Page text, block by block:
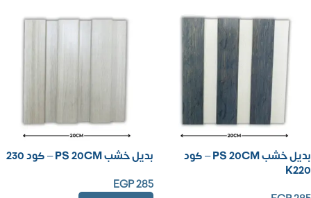
بديل خشب PS 20CM – كود
K220
بديل خشب PS 20CM – كود 230
EGP285